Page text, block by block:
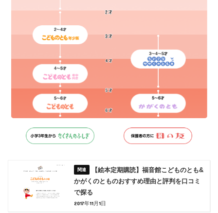
【絵本定期購読】福音館こどものとも&
かがくのとものおすすめ理由と評判を口コミ
で探る
2017年11月1日